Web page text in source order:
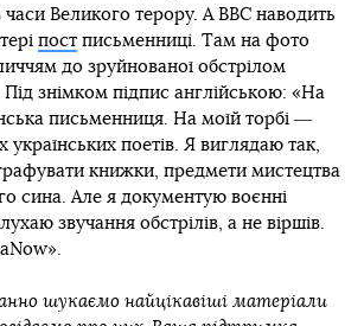
часи Великого терору. А BBC наводить
пост письменниці. Там на фото
до зруйнованої обстрілом
Під знімком підпис англійською: «На
письменниця. На моїй торбі ―
українських поетів. Я виглядаю так,
книжки, предмети мистецтва
сина. Але я документую воєнні
звучання обстрілів, а не віршів.
шукаємо найцікавіші матеріали